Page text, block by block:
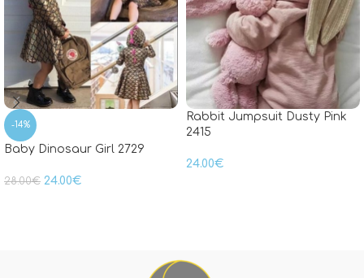
-14%
Baby Dinosaur Girl 2729
28.00€ 24.00€
Rabbit Jumpsuit Dusty Pink
2415
24.00€